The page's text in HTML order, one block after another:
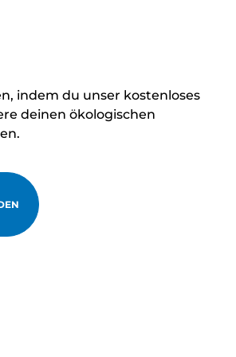
indem du unser kostenloses
deinen ökologischen